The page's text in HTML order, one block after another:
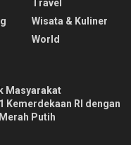
Travel
Wisata & Kuliner
World
Masyarakat
Kemerdekaan RI dengan
Putih